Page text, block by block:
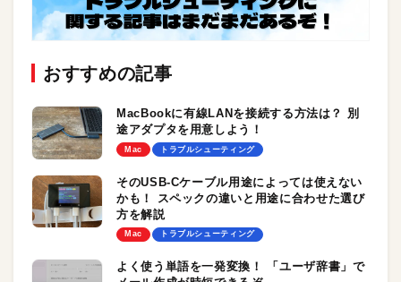
おすすめの記事
MacBookに有線LANを接続する方法は？ 別
途アダプタを用意しよう！
Mac トラブルシューティング
そのUSB-Cケーブル用途によっては使えない
かも！ スペックの違いと用途に合わせた選び
方を解説
Mac トラブルシューティング
よく使う単語を一発変換！ 「ユーザ辞書」で